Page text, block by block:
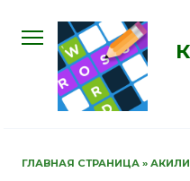
содержанию
ГЛАВНАЯ СТРАНИЦА »